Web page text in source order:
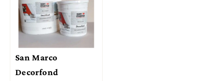
San Marco
Decorfond